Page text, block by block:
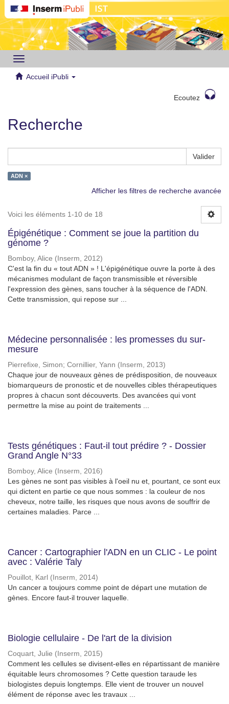
Toggle
navigation
Accueil iPubli
Ecoutez
Recherche
Valider
ADN ×
Afficher les filtres de recherche avancée
Voici les éléments 1-10 de 18
Épigénétique : Comment se joue la partition du
génome ?
Bomboy, Alice ( Inserm, 2012)
C'est la fin du « tout ADN » ! L'épigénétique ouvre la porte à des
mécanismes modulant de façon transmissible et réversible
l'expression des gènes, sans toucher à la séquence de l'ADN.
Cette transmission, qui repose sur ...
Médecine personnalisée : les promesses du sur-
mesure
Pierrefixe, Simon; Cornillier, Yann ( Inserm, 2013)
Chaque jour de nouveaux gènes de prédisposition, de nouveaux
biomarqueurs de pronostic et de nouvelles cibles thérapeutiques
propres à chacun sont découverts. Des avancées qui vont
permettre la mise au point de traitements ...
Tests génétiques : Faut-il tout prédire ? - Dossier
Grand Angle N°33
Bomboy, Alice ( Inserm, 2016)
Les gènes ne sont pas visibles à l'oeil nu et, pourtant, ce sont eux
qui dictent en partie ce que nous sommes : la couleur de nos
cheveux, notre taille, les risques que nous avons de souffrir de
certaines maladies. Parce ...
Cancer : Cartographier l'ADN en un CLIC - Le point
avec : Valérie Taly
Pouillot, Karl ( Inserm, 2014)
Un cancer a toujours comme point de départ une mutation de
gènes. Encore faut-il trouver laquelle.
Biologie cellulaire - De l'art de la division
Coquart, Julie ( Inserm, 2015)
Comment les cellules se divisent-elles en répartissant de manière
équitable leurs chromosomes ? Cette question taraude les
biologistes depuis longtemps. Elle vient de trouver un nouvel
élément de réponse avec les travaux ...